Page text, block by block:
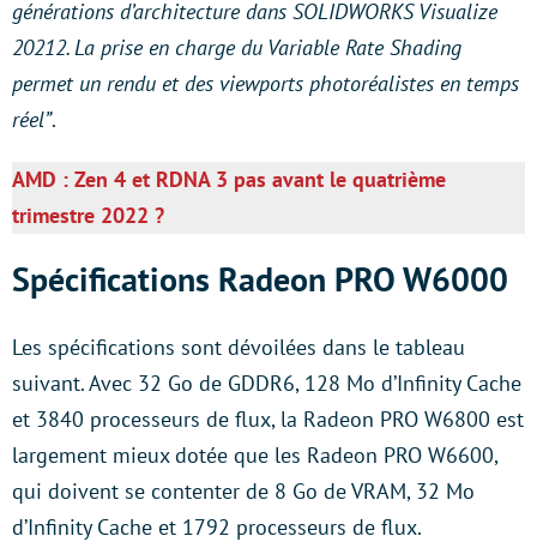
générations d’architecture dans SOLIDWORKS Visualize
20212. La prise en charge du Variable Rate Shading
permet un rendu et des viewports photoréalistes en temps
réel”.
AMD : Zen 4 et RDNA 3 pas avant le quatrième
trimestre 2022 ?
Spécifications Radeon PRO W6000
Les spécifications sont dévoilées dans le tableau
suivant. Avec 32 Go de GDDR6, 128 Mo d’Infinity Cache
et 3840 processeurs de flux, la Radeon PRO W6800 est
largement mieux dotée que les Radeon PRO W6600,
qui doivent se contenter de 8 Go de VRAM, 32 Mo
d’Infinity Cache et 1792 processeurs de flux.